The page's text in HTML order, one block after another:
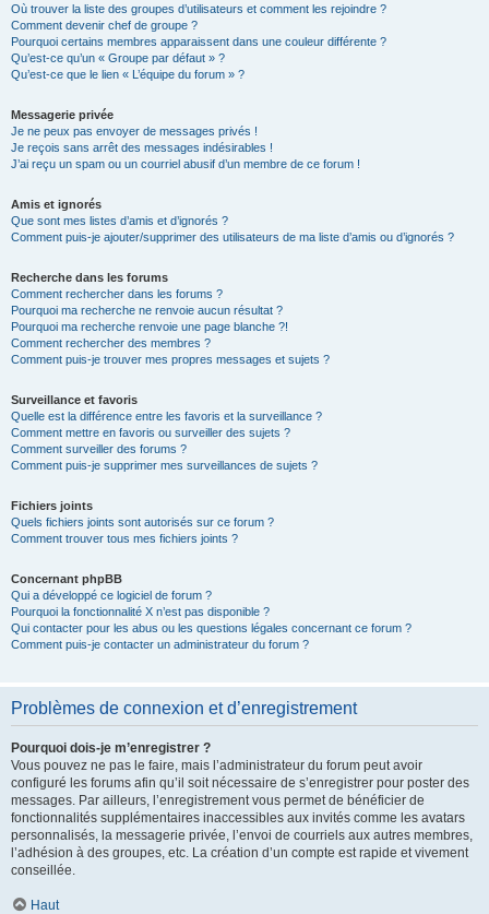
Où trouver la liste des groupes d’utilisateurs et comment les rejoindre ?
Comment devenir chef de groupe ?
Pourquoi certains membres apparaissent dans une couleur différente ?
Qu’est-ce qu’un « Groupe par défaut » ?
Qu’est-ce que le lien « L’équipe du forum » ?
Messagerie privée
Je ne peux pas envoyer de messages privés !
Je reçois sans arrêt des messages indésirables !
J’ai reçu un spam ou un courriel abusif d’un membre de ce forum !
Amis et ignorés
Que sont mes listes d’amis et d’ignorés ?
Comment puis-je ajouter/supprimer des utilisateurs de ma liste d’amis ou d’ignorés ?
Recherche dans les forums
Comment rechercher dans les forums ?
Pourquoi ma recherche ne renvoie aucun résultat ?
Pourquoi ma recherche renvoie une page blanche ?!
Comment rechercher des membres ?
Comment puis-je trouver mes propres messages et sujets ?
Surveillance et favoris
Quelle est la différence entre les favoris et la surveillance ?
Comment mettre en favoris ou surveiller des sujets ?
Comment surveiller des forums ?
Comment puis-je supprimer mes surveillances de sujets ?
Fichiers joints
Quels fichiers joints sont autorisés sur ce forum ?
Comment trouver tous mes fichiers joints ?
Concernant phpBB
Qui a développé ce logiciel de forum ?
Pourquoi la fonctionnalité X n’est pas disponible ?
Qui contacter pour les abus ou les questions légales concernant ce forum ?
Comment puis-je contacter un administrateur du forum ?
Problèmes de connexion et d’enregistrement
Pourquoi dois-je m’enregistrer ?
Vous pouvez ne pas le faire, mais l’administrateur du forum peut avoir
configuré les forums afin qu’il soit nécessaire de s’enregistrer pour poster des
messages. Par ailleurs, l’enregistrement vous permet de bénéficier de
fonctionnalités supplémentaires inaccessibles aux invités comme les avatars
personnalisés, la messagerie privée, l’envoi de courriels aux autres membres,
l’adhésion à des groupes, etc. La création d’un compte est rapide et vivement
conseillée.
Haut